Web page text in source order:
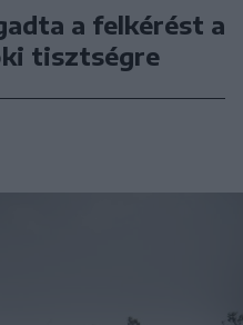
a felkérést a
tisztségre